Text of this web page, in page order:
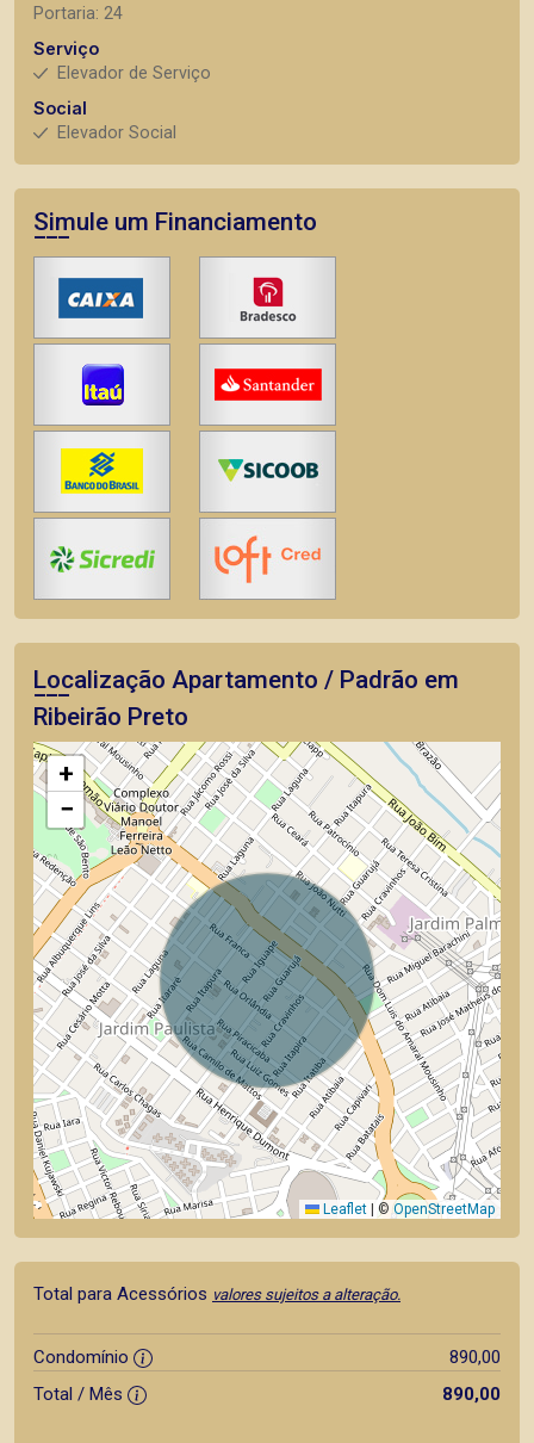
Portaria: 24
Serviço
Elevador de Serviço
Social
Elevador Social
Simule um Financiamento
Localização Apartamento / Padrão em
Ribeirão Preto
+
−
Leaflet ©OpenStreetMap
Total para Acessórios valores sujeitos a alteração.
Condomínio
890,00
Total / Mês
890,00